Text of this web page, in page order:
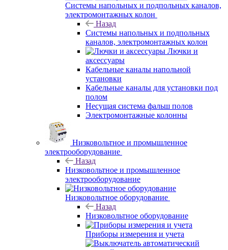
Системы напольных и подпольных каналов,
электромонтажных колон
Назад
Системы напольных и подпольных
каналов, электромонтажных колон
Лючки и
аксессуары
Кабельные каналы напольной
установки
Кабельные каналы для установки под
полом
Несущая система фальш полов
Электромонтажные колонны
Низковольтное и промышленное
электрооборудование
Назад
Низковольтное и промышленное
электрооборудование
Низковольтное оборудование
Назад
Низковольтное оборудование
Приборы измерения и учета